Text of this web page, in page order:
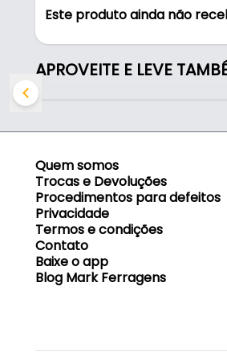
- Altura total: 935 mm
- Cod. modelo: 003.01.002
- Quantidade de elos: 30
- Altura padrão: 935 mm
Conteúdo da embalagem:
1 Corrente Passa Cabo
Este produto ainda não
APROVEITE E LEVE
Quem somos
Trocas e Devoluções
Procedimentos para defeitos
Privacidade
Termos e condições
Contato
Baixe o app
Blog Mark Ferragens